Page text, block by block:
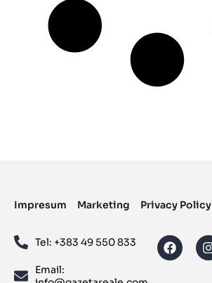
Impresum Marketing Privacy Policy
Tel: ‪+383 49 550 833‬
Email: